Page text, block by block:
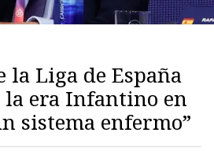
la Liga de España
era Infantino en
sistema enfermo”